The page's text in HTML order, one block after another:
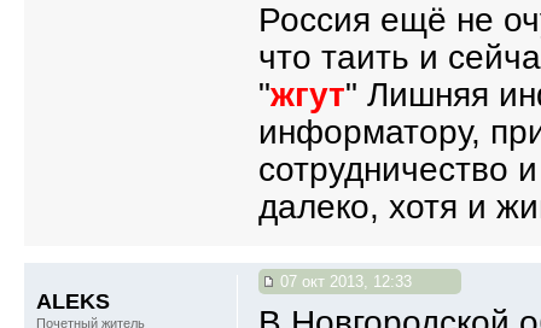
Россия ещё не
что таить и
"жгут" Лишняя
информатору,
далеко, хотя и
07 окт 2013, 12:33
ALEKS
Почетный житель